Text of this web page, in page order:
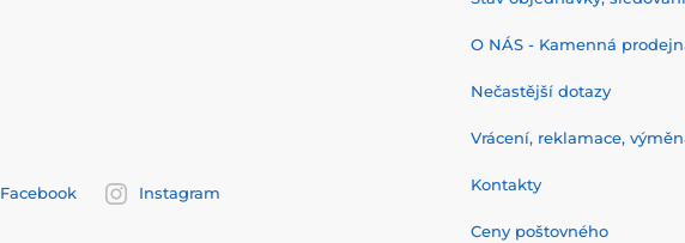
Facebook Instagram
O NÁS - Kamenná
Nečastější dotazy
Vrácení, reklamace,
Kontakty
Ceny poštovného